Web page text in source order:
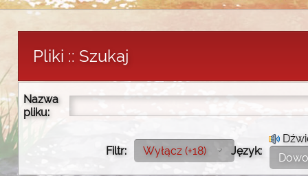
Pliki :: Szukaj
Nazwa
pliku:
Filtr: Wyłącz (+18) Język: